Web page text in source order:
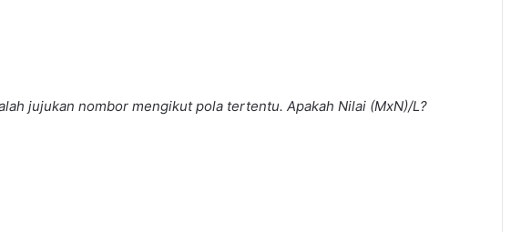
jujukan nombor mengikut pola tertentu. Apakah Nilai (MxN)/L?